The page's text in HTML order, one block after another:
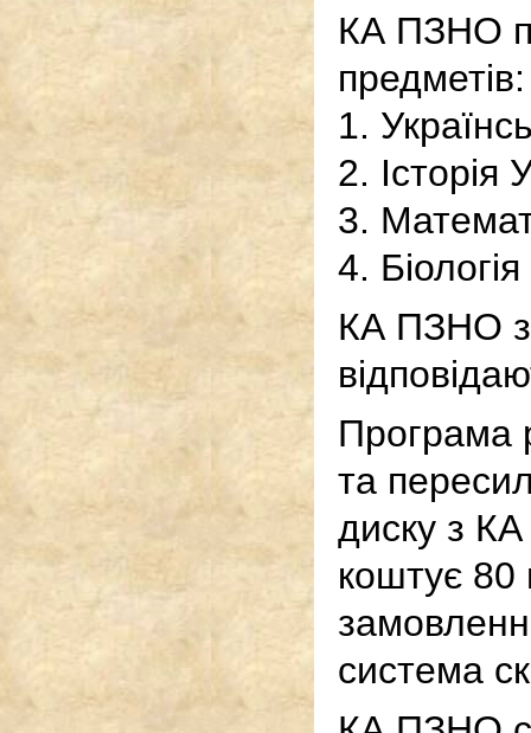
КА ПЗНО
предметів:
1.
2. Історія
3.
4. Біологія
КА ПЗНО з
Програма
та
диску з
коштує 80
система